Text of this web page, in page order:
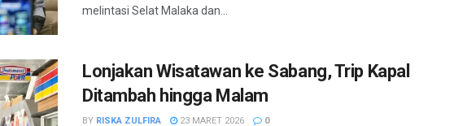
melintasi Selat Malaka dan...
Lonjakan Wisatawan ke Sabang, Trip Kapal
Ditambah hingga Malam
BY RISKA ZULFIRA 23 MARET 2026 0